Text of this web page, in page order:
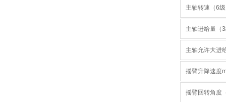
主轴转速（6
主轴进给量（
主轴允许大进
摇臂升降速度
摇臂回转角度